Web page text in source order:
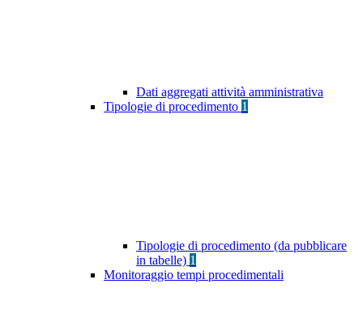
Dati aggregati attività amministrativa
Tipologie di procedimento 1
Tipologie di procedimento (da pubblicare
in tabelle) 1
Monitoraggio tempi procedimentali